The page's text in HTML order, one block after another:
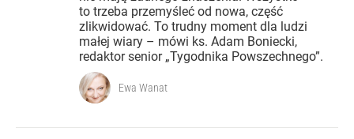
to trzeba przemyśleć od nowa, część
zlikwidować. To trudny moment dla ludzi
małej wiary – mówi ks. Adam Boniecki,
redaktor senior „Tygodnika Powszechnego”.
Ewa Wanat